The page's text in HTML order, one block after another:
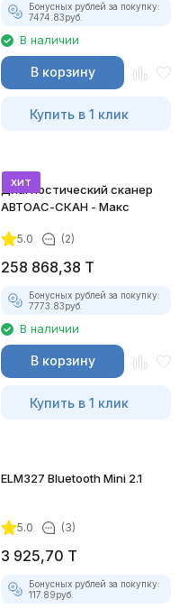
Бонусных рублей за покупку:
7474.83руб.
В наличии
В корзину
Купить в 1 клик
хит
Диагностический сканер
АВТОАС-СКАН - Макс
5.0 (2)
258 868,38 T
Бонусных рублей за покупку:
7773.83руб.
В наличии
В корзину
Купить в 1 клик
ELM327 Bluetooth Mini 2.1
5.0 (3)
3 925,70 T
Бонусных рублей за покупку:
117.89руб.